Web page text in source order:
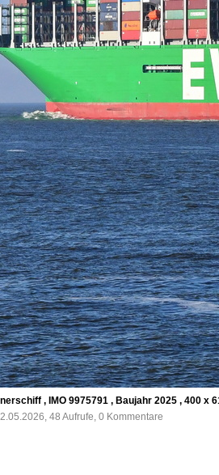
, IMO 9975791 , Baujahr 2025 , 400 x
48 Aufrufe, 0 Kommentare